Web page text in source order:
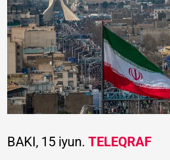
BAKI, 15 iyun. TELEQRAF